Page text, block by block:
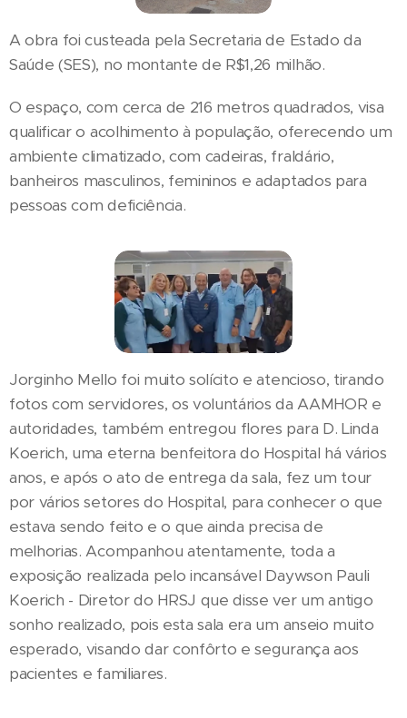
A obra foi custeada pela Secretaria de Estado da
Saúde (SES), no montante de R$1,26 milhão.
O espaço, com cerca de 216 metros quadrados, visa
qualificar o acolhimento à população, oferecendo um
ambiente climatizado, com cadeiras, fraldário,
banheiros masculinos, femininos e adaptados para
pessoas com deficiência.
Jorginho Mello foi muito solícito e atencioso, tirando
fotos com servidores, os voluntários da AAMHOR e
autoridades, também entregou flores para D. Linda
Koerich, uma eterna benfeitora do Hospital há vários
anos, e após o ato de entrega da sala, fez um tour
por vários setores do Hospital, para conhecer o que
estava sendo feito e o que ainda precisa de
melhorias. Acompanhou atentamente, toda a
exposição realizada pelo incansável Daywson Pauli
Koerich - Diretor do HRSJ que disse ver um antigo
sonho realizado, pois esta sala era um anseio muito
esperado, visando dar confôrto e segurança aos
pacientes e familiares.